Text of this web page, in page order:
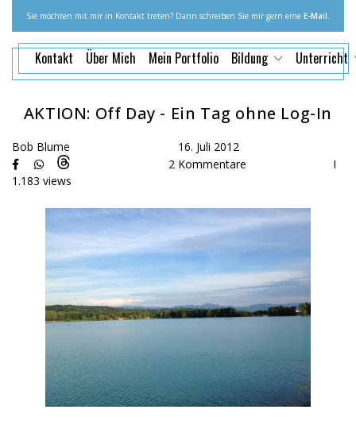
Sie möchten mit mir in Kontakt treten? Dann schreiben Sie mir gern eine E-Mail.
Kontakt Über Mich Mein Portfolio Bildung Unterricht
AKTION: Off Day - Ein Tag ohne Log-In
Bob Blume
16. Juli 2012
2 Kommentare
I
1.183 views